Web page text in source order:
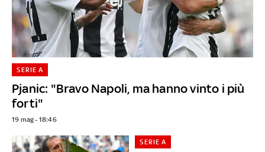
Pjanic: "Bravo Napoli, ma hanno vinto i più
forti"
SERIE A
19 mag - 18:46
SERIE A